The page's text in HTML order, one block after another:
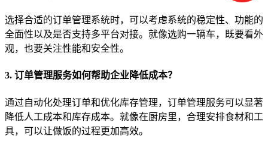
选择合适的订单管理系统时，可以考虑系统的稳定性、功能的
全面性以及是否支持多平台对接。就像选购一辆车，既要看外
观，也要关注性能和安全性。
3. 订单管理服务如何帮助企业降低成本？
通过自动化处理订单和优化库存管理，订单管理服务可以显著
降低人工成本和库存成本。就像在厨房里，合理安排食材和工
具，可以让做饭的过程更加高效。